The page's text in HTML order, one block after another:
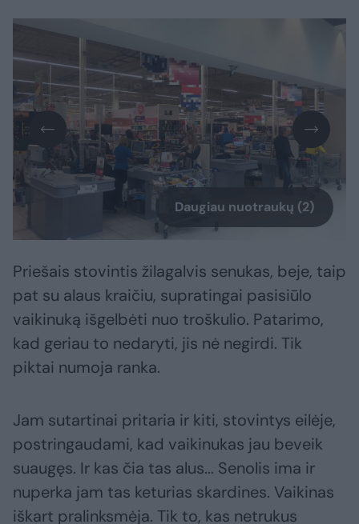
Daugiau nuotraukų (2)
Priešais stovintis žilagalvis senukas, beje, taip
pat su alaus kraičiu, supratingai pasisiūlo
vaikinuką išgelbėti nuo troškulio. Patarimo,
kad geriau to nedaryti, jis nė negirdi. Tik
piktai numoja ranka.
Jam sutartinai pritaria ir kiti, stovintys eilėje,
postringaudami, kad vaikinukas jau beveik
suaugęs. Ir kas čia tas alus... Senolis ima ir
nuperka jam tas keturias skardines. Vaikinas
iškart pralinksmėja. Tik to, kas netrukus